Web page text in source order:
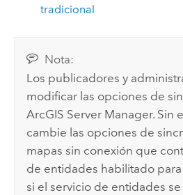
tradicional
Nota:
Los publicadores y
modificar las opciones de
ArcGIS Server Manager. Sin
cambie las opciones de
mapas sin conexión que
de entidades habilitado
si el servicio de entidades